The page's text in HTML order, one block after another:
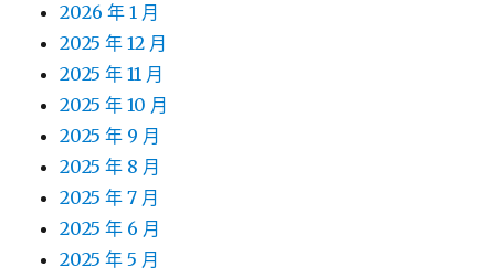
2026 年 1 月
2025 年 12 月
2025 年 11 月
2025 年 10 月
2025 年 9 月
2025 年 8 月
2025 年 7 月
2025 年 6 月
2025 年 5 月